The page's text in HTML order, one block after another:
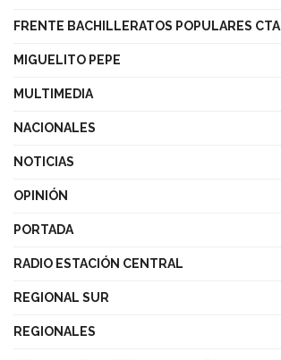
FRENTE BACHILLERATOS POPULARES CTA
MIGUELITO PEPE
MULTIMEDIA
NACIONALES
NOTICIAS
OPINIÓN
PORTADA
RADIO ESTACIÓN CENTRAL
REGIONAL SUR
REGIONALES